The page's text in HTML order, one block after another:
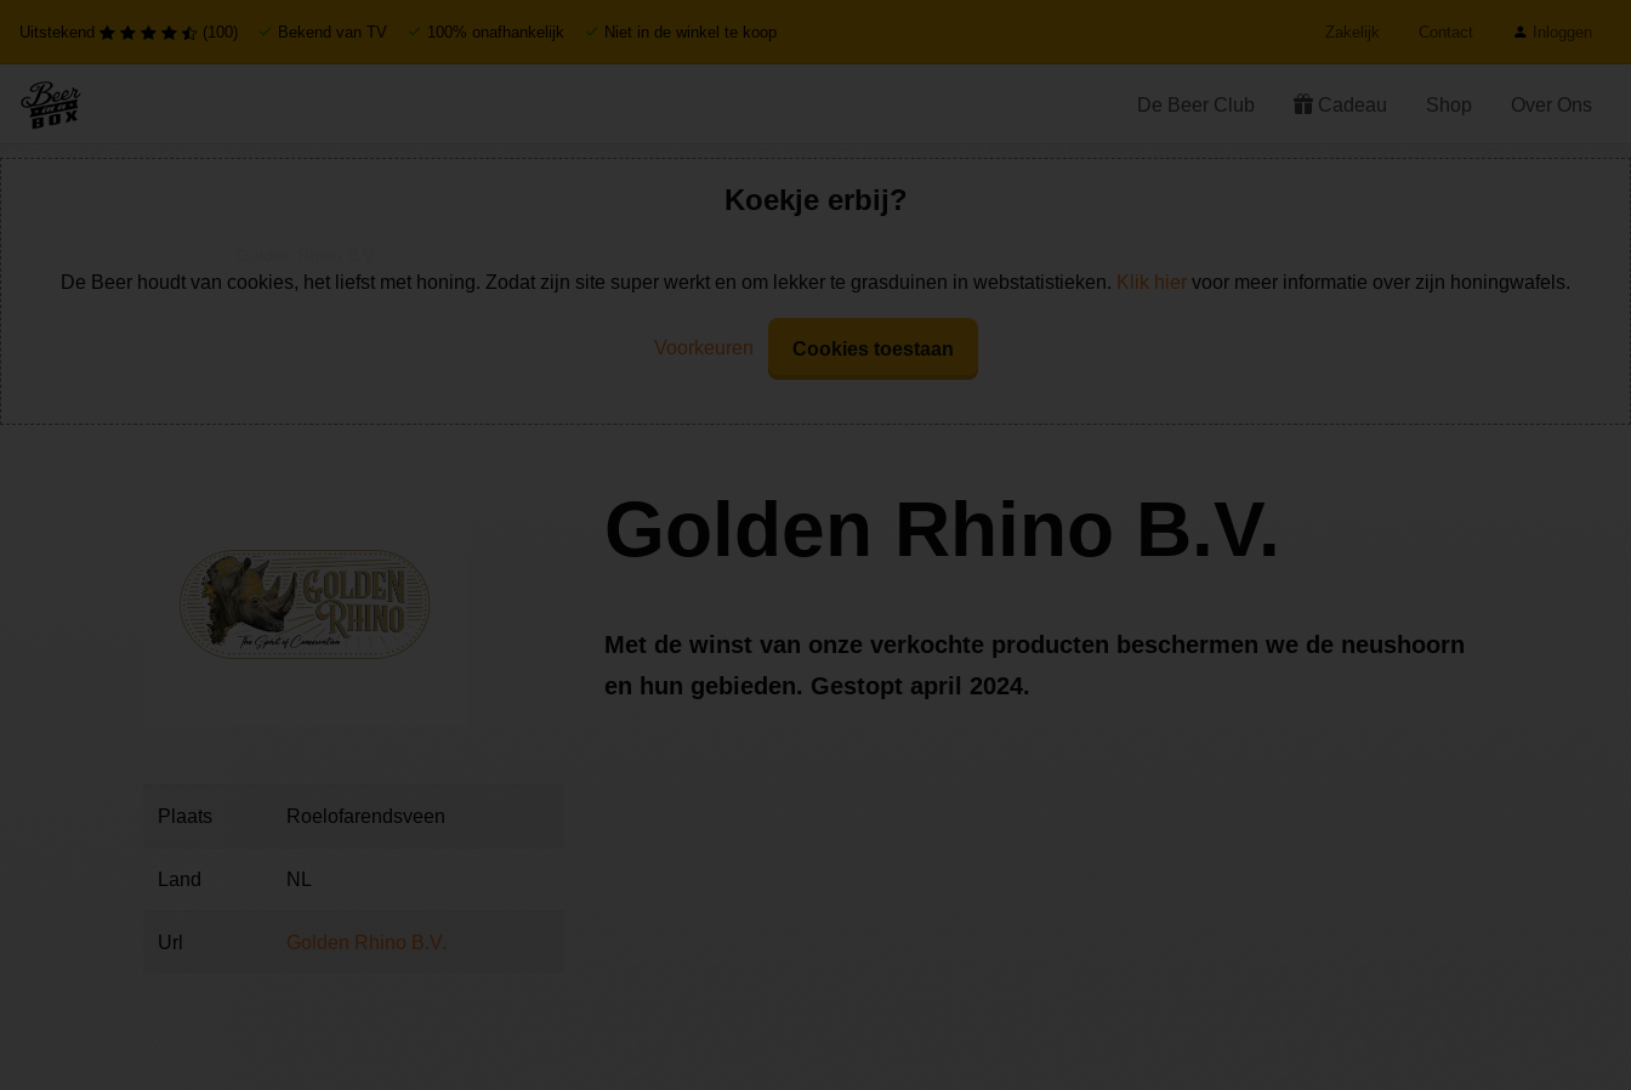
Uitstekend (100) Bekend van TV 100% onafhankelijk Niet in de winkel te koop Zakelijk Contact Inloggen
De Beer Club Cadeau Shop Over Ons
Plaats Roelofarendsveen
Land NL
Url Golden Rhino B.V.
Golden Rhino B.V.
Met de winst van onze verkochte producten beschermen we de neushoorn
en hun gebieden. Gestopt april 2024.
Koekje erbij?
De Beer houdt van cookies, het liefst met honing. Zodat zijn site super werkt en om lekker te grasduinen in webstatistieken. Klik hier voor meer informatie over zijn honingwafels.
Voorkeuren Cookies toestaan